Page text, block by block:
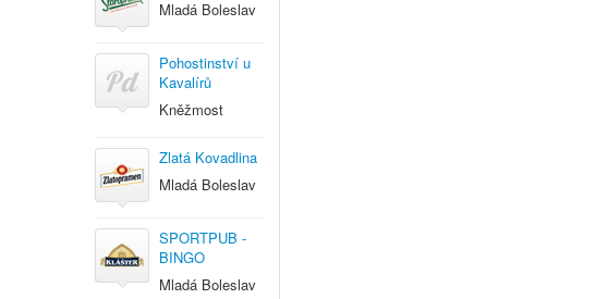
Mladá Boleslav
Pohostinství u
Kavalírů
Kněžmost
Zlatá Kovadlina
Mladá Boleslav
SPORTPUB -
BINGO
Mladá Boleslav